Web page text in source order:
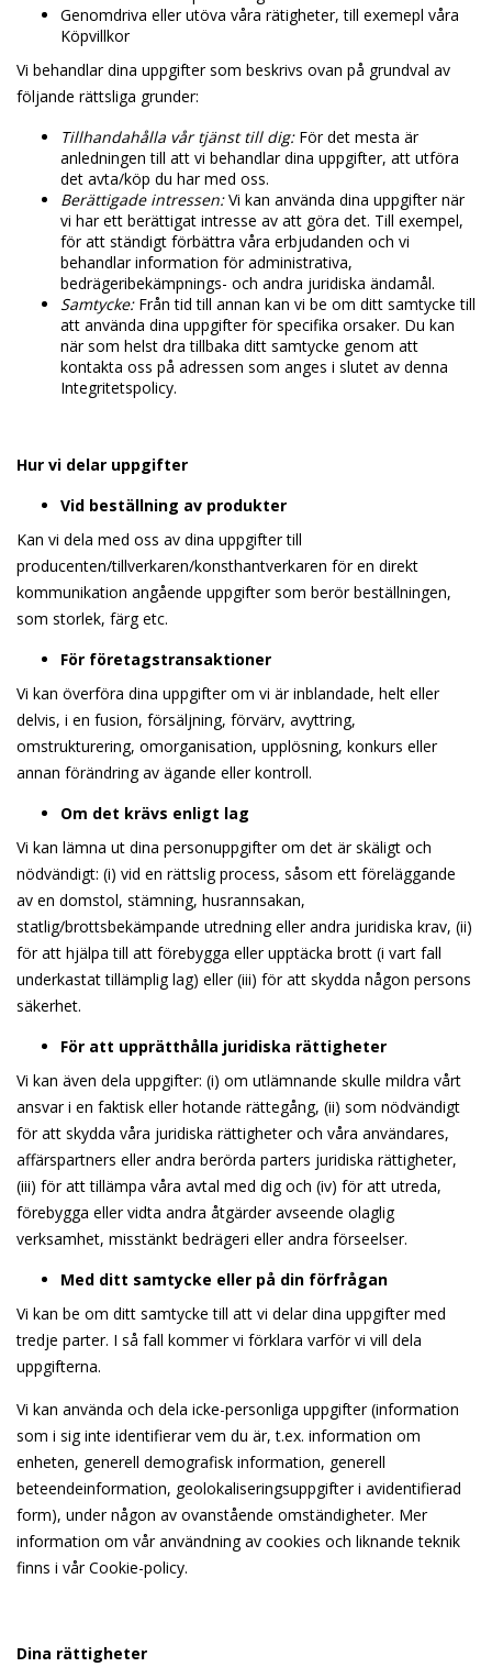
Genomdriva eller utöva våra rätigheter, till exemepl våra
Köpvillkor
Vi behandlar dina uppgifter som beskrivs ovan på grundval av
följande rättsliga grunder:
Tillhandahålla vår tjänst till dig: För det mesta är
anledningen till att vi behandlar dina uppgifter, att utföra
det avta/köp du har med oss.
Berättigade intressen:Vi kan använda dina uppgifter när
vi har ett berättigat intresse av att göra det. Till exempel,
för att ständigt förbättra våra erbjudanden och vi
behandlar information för administrativa,
bedrägeribekämpnings- och andra juridiska ändamål.
Samtycke: Från tid till annan kan vi be om ditt samtycke till
att använda dina uppgifter för specifika orsaker. Du kan
när som helst dra tillbaka ditt samtycke genom att
kontakta oss på adressen som anges i slutet av denna
Integritetspolicy.
Hur vi delar uppgifter
Vid beställning av produkter
Kan vi dela med oss av dina uppgifter till
producenten/tillverkaren/konsthantverkaren för en direkt
kommunikation angående uppgifter som berör beställningen,
som storlek, färg etc.
För företagstransaktioner
Vi kan överföra dina uppgifter om vi är inblandade, helt eller
delvis, i en fusion, försäljning, förvärv, avyttring,
omstrukturering, omorganisation, upplösning, konkurs eller
annan förändring av ägande eller kontroll.
Om det krävs enligt lag
Vi kan lämna ut dina personuppgifter om det är skäligt och
nödvändigt: (i) vid en rättslig process, såsom ett föreläggande
av en domstol, stämning, husrannsakan,
statlig/brottsbekämpande utredning eller andra juridiska krav, (ii)
för att hjälpa till att förebygga eller upptäcka brott (i vart fall
underkastat tillämplig lag) eller (iii) för att skydda någon persons
säkerhet.
För att upprätthålla juridiska rättigheter
Vi kan även dela uppgifter: (i) om utlämnande skulle mildra vårt
ansvar i en faktisk eller hotande rättegång, (ii) som nödvändigt
för att skydda våra juridiska rättigheter och våra användares,
affärspartners eller andra berörda parters juridiska rättigheter,
(iii) för att tillämpa våra avtal med dig och (iv) för att utreda,
förebygga eller vidta andra åtgärder avseende olaglig
verksamhet, misstänkt bedrägeri eller andra förseelser.
Med ditt samtycke eller på din förfrågan
Vi kan be om ditt samtycke till att vi delar dina uppgifter med
tredje parter. I så fall kommer vi förklara varför vi vill dela
uppgifterna.
Vi kan använda och dela icke-personliga uppgifter (information
som i sig inte identifierar vem du är, t.ex. information om
enheten, generell demografisk information, generell
beteendeinformation, geolokaliseringsuppgifter i avidentifierad
form), under någon av ovanstående omständigheter. Mer
information om vår användning av cookies och liknande teknik
finns i vår Cookie-policy.
Dina rättigheter